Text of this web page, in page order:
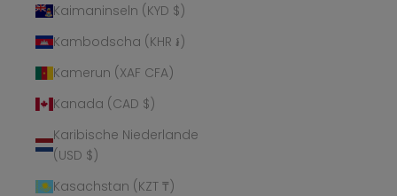
Kaimaninseln (KYD $)
Kambodscha (KHR ៛)
Kamerun (XAF CFA)
Kanada (CAD $)
Karibische Niederlande
(USD $)
Kasachstan (KZT ₸)